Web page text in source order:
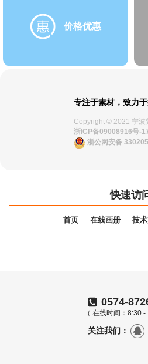
价格优惠
专注于素材，致力于
Copyright © 2021 宁波
浙ICP备09008916号-
浙公网安备
快速访
首页 在线画册 技
0574-
（ 在线时间：8:30 -
关注我们：